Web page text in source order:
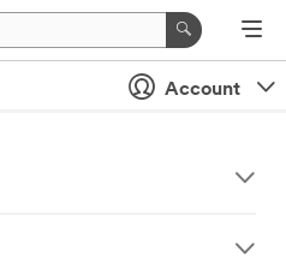
Account